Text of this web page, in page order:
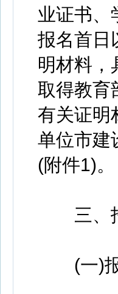
业证书、
报名首日
明材料，
取得教育
有关证明
单位市建
(附件1)。
三、
(一)报